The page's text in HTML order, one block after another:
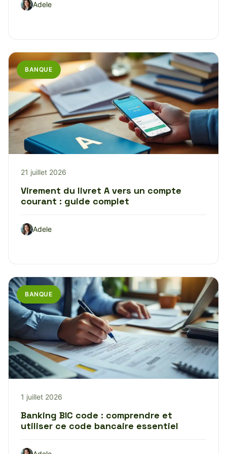
Adele
BANQUE
21 juillet 2026
Virement du livret A vers un compte
courant : guide complet
Adele
BANQUE
1 juillet 2026
Banking BIC code : comprendre et
utiliser ce code bancaire essentiel